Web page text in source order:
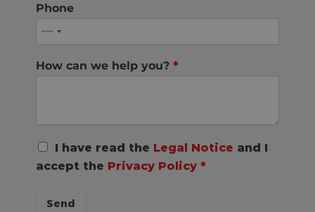
Phone
How can we help you? *
R
P
I have read the Legal Notice and I
accept the Privacy Policy *
Send